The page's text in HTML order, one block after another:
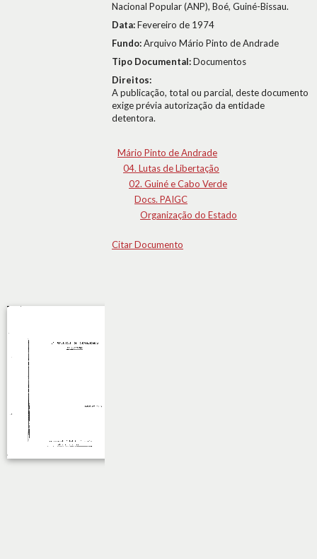
Nacional Popular (ANP), Boé, Guiné-Bissau.
Data:Fevereiro de 1974
Fundo:Arquivo Mário Pinto de Andrade
Tipo Documental:Documentos
Direitos:
A publicação, total ou parcial, deste documento
exige prévia autorização da entidade
detentora.
Mário Pinto de Andrade
04. Lutas de Libertação
02. Guiné e Cabo Verde
Docs. PAIGC
Organização do Estado
Citar Documento